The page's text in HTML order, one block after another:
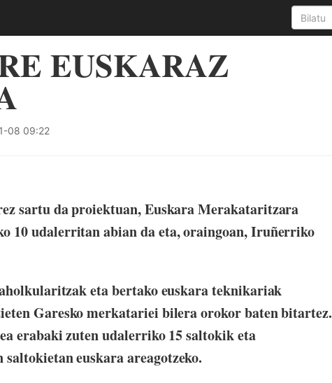
EUSKARAZ
08 09:22
sartu da proiektuan, Euskara Merakataritzara
10 udalerritan abian da eta, oraingoan, Iruñerriko
eta bertako euskara teknikariak
Garesko merkatariei bilera orokor baten bitartez.
erabaki zuten udalerriko 15 saltokik eta
euskara areagotzeko.